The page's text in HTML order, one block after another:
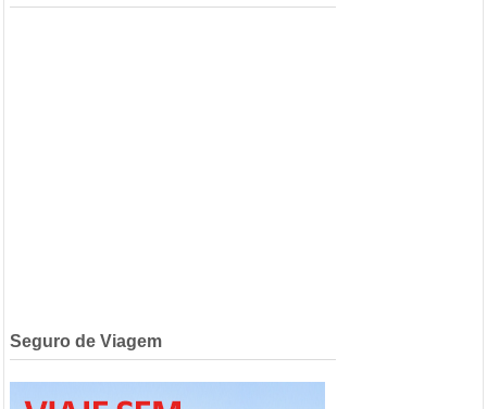
Seguro de Viagem